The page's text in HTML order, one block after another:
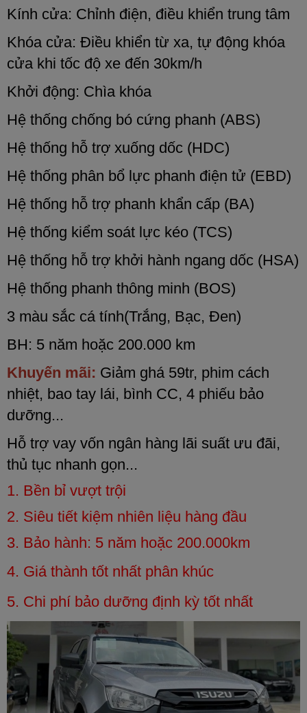
Kính cửa: Chỉnh điện, điều khiển trung tâm
Khóa cửa: Điều khiển từ xa, tự động khóa
cửa khi tốc độ xe đến 30km/h
Khởi động: Chìa khóa
Hệ thống chống bó cứng phanh (ABS)
Hệ thống hỗ trợ xuống dốc (HDC)
Hệ thống phân bổ lực phanh điện tử (EBD)
Hệ thống hỗ trợ phanh khẩn cấp (BA)
Hệ thống kiểm soát lực kéo (TCS)
Hệ thống hỗ trợ khởi hành ngang dốc (HSA)
Hệ thống phanh thông minh (BOS)
3 màu sắc cá tính(Trắng, Bạc, Đen)
BH: 5 năm hoặc 200.000 km
Khuyến mãi: Giảm ghá 59tr, phim cách
nhiệt, bao tay lái, bình CC, 4 phiếu bảo
dưỡng...
Hỗ trợ vay vốn ngân hàng lãi suất ưu đãi,
thủ tục nhanh gọn...
1. Bền bỉ vượt trội
2. Siêu tiết kiệm nhiên liệu hàng đầu
3. Bảo hành: 5 năm hoặc 200.000km
4. Giá thành tốt nhất phân khúc
5. Chi phí bảo dưỡng định kỳ tốt nhất